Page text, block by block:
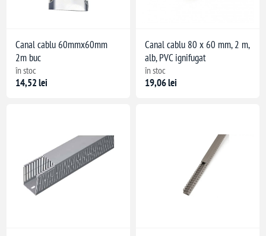
Canal cablu 60mmx60mm
2m buc
în stoc
14,52 lei
Canal cablu 80 x 60 mm, 2 m,
alb, PVC ignifugat
în stoc
19,06 lei